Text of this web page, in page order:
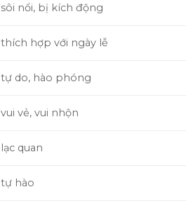
sôi nổi, bị kích động
thích hợp với ngày lễ
tự do, hào phóng
vui vẻ, vui nhộn
lạc quan
tự hào